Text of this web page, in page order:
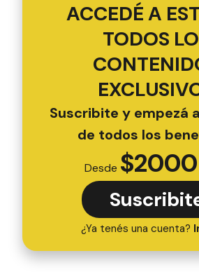
ACCEDÉ A
TODOS
Suscribite y empezá
de todos los
Desde $2000
¿Ya tenés una cuenta?